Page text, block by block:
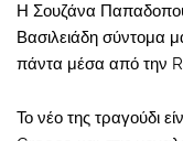
Η Σουζάνα
Βασιλειάδη σύντομα
πάντα μέσα από την
Το νέο της τραγούδι